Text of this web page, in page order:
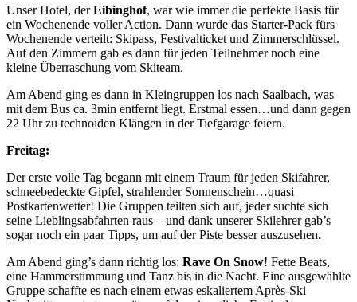
Unser Hotel, derEibinghof, war wie immer die perfekte Basis für
ein Wochenende voller Action. Dann wurde das Starter-Pack fürs
Wochenende verteilt: Skipass, Festivalticket und Zimmerschlüssel.
Auf den Zimmern gab es dann für jeden Teilnehmer noch eine
kleine Überraschung vom Skiteam.
Am Abend ging es dann in Kleingruppen los nach Saalbach, was
mit dem Bus ca. 3min entfernt liegt. Erstmal essen…und dann gegen
22 Uhr zu technoiden Klängen in der Tiefgarage feiern.
Freitag:
Der erste volle Tag begann mit einem Traum für jeden Skifahrer,
schneebedeckte Gipfel, strahlender Sonnenschein…quasi
Postkartenwetter! Die Gruppen teilten sich auf, jeder suchte sich
seine Lieblingsabfahrten raus – und dank unserer Skilehrer gab’s
sogar noch ein paar Tipps, um auf der Piste besser auszusehen.
Am Abend ging’s dann richtig los: Rave On Snow! Fette Beats,
eine Hammerstimmung und Tanz bis in die Nacht. Eine ausgewählte
Gruppe schaffte es nach einem etwas eskaliertem Après-Ski